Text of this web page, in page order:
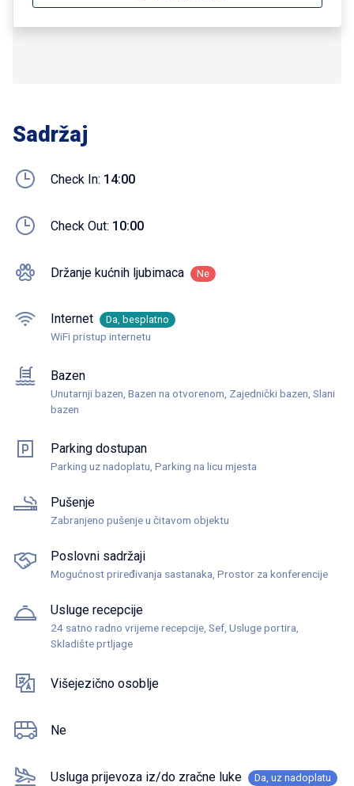
Sadržaj
Check In: 14:00
Check Out: 10:00
Držanje kućnih ljubimaca Ne
Internet Da, besplatno
WiFi pristup internetu
Bazen
Unutarnji bazen, Bazen na otvorenom, Zajednički bazen, Slani
bazen
Parking dostupan
Parking uz nadoplatu, Parking na licu mjesta
Pušenje
Zabranjeno pušenje u čitavom objektu
Poslovni sadržaji
Mogućnost priređivanja sastanaka, Prostor za konferencije
Usluge recepcije
24 satno radno vrijeme recepcije, Sef, Usluge portira,
Skladište prtljage
Višejezično osoblje
Ne
Usluga prijevoza iz/do zračne luke Da, uz nadoplatu